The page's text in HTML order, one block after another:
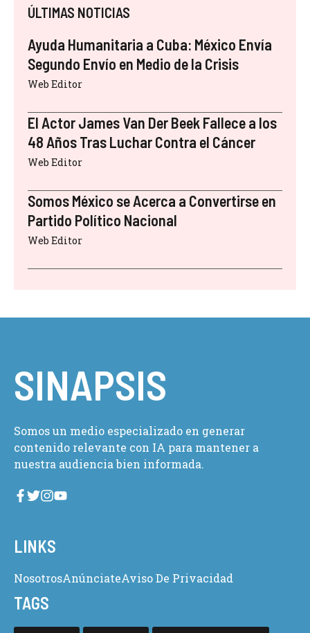
ÚLTIMAS NOTICIAS
Ayuda Humanitaria a Cuba: México Envía
Segundo Envío en Medio de la Crisis
Web Editor
El Actor James Van Der Beek Fallece a los
48 Años Tras Luchar Contra el Cáncer
Web Editor
Somos México se Acerca a Convertirse en
Partido Político Nacional
Web Editor
SINAPSIS
Somos un medio especializado en generar
contenido relevante con IA para mantener a
nuestra audiencia bien informada.
LINKS
NosotrosAnúnciateAviso De Privacidad
TAGS